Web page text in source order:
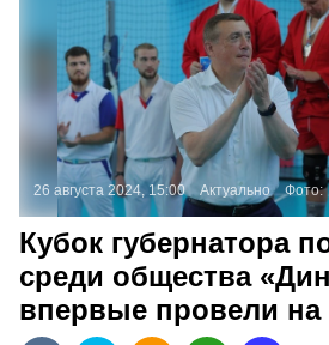
26 августа 2024, 15:00 Актуально Фото:
Кубок губернатора
среди общества
впервые провели на